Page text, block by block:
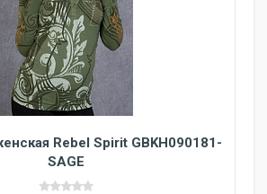
Rebel Spirit GBKH090181-
SAGE